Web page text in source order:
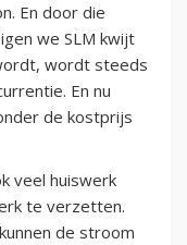
En door die
we SLM kwijt
wordt steeds
En nu
de kostprijs
veel huiswerk
te verzetten.
de stroom